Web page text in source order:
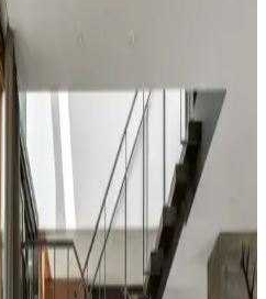
renk uyumsuzluğu görsel rekabete
mobilya yerleşimi ile renkler
sağlanır.
Seçimi: Yeşil,
Mekâna Etkisi
mekânın atmosferini belirler.
turuncu ve kahverengi sıcaklık
ışık kontrolünde avantaj
Seçiminde Işık ve